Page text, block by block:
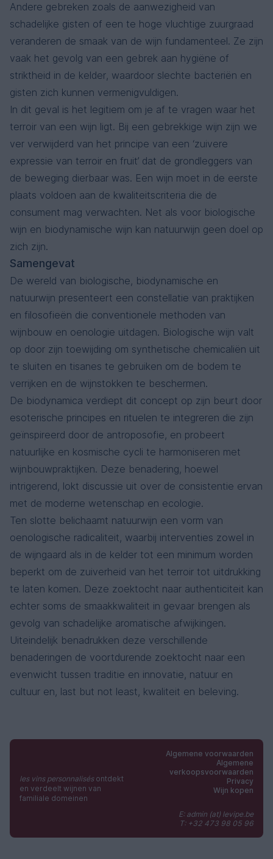
Andere gebreken zoals de aanwezigheid van
schadelijke gisten of een te hoge vluchtige zuurgraad
veranderen de smaak van de wijn fundamenteel. Ze zijn
vaak het gevolg van een gebrek aan hygiëne of
striktheid in de kelder, waardoor slechte bacteriën en
gisten zich kunnen vermenigvuldigen.
In dit geval is het legitiem om je af te vragen waar het
terroir van een wijn ligt. Bij een gebrekkige wijn zijn we
ver verwijderd van het principe van een ‘zuivere
expressie van terroir en fruit’ dat de grondleggers van
de beweging dierbaar was. Een wijn moet in de eerste
plaats voldoen aan de kwaliteitscriteria die de
consument mag verwachten. Net als voor biologische
wijn en biodynamische wijn kan natuurwijn geen doel op
zich zijn.
Samengevat
De wereld van biologische, biodynamische en
natuurwijn presenteert een constellatie van praktijken
en filosofieën die conventionele methoden van
wijnbouw en oenologie uitdagen. Biologische wijn valt
op door zijn toewijding om synthetische chemicaliën uit
te sluiten en tisanes te gebruiken om de bodem te
verrijken en de wijnstokken te beschermen.
De biodynamica verdiept dit concept op zijn beurt door
esoterische principes en rituelen te integreren die zijn
geïnspireerd door de antroposofie, en probeert
natuurlijke en kosmische cycli te harmoniseren met
wijnbouwpraktijken. Deze benadering, hoewel
intrigerend, lokt discussie uit over de consistentie ervan
met de moderne wetenschap en ecologie.
Ten slotte belichaamt natuurwijn een vorm van
oenologische radicaliteit, waarbij interventies zowel in
de wijngaard als in de kelder tot een minimum worden
beperkt om de zuiverheid van het terroir tot uitdrukking
te laten komen. Deze zoektocht naar authenticiteit kan
echter soms de smaakkwaliteit in gevaar brengen als
gevolg van schadelijke aromatische afwijkingen.
Uiteindelijk benadrukken deze verschillende
benaderingen de voortdurende zoektocht naar een
evenwicht tussen traditie en innovatie, natuur en
cultuur en, last but not least, kwaliteit en beleving.
les vins personnalisésontdekt
en verdeelt wijnen van
familiale domeinen
Algemene voorwaarden
Algemene
verkoopsvoorwaarden
Privacy
Wijn kopen
E: admin (at) levipe.be
T: +32 473 98 05 96